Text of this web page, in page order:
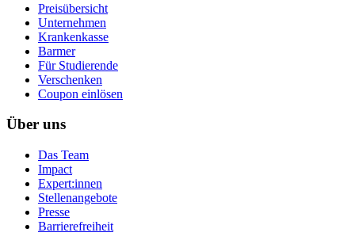
Preisübersicht
Unternehmen
Krankenkasse
Barmer
Für Studierende
Ver­schen­ken
Coupon einlösen
Über uns
Das Team
Impact
Expert:innen
Stellenangebote
Presse
Barrierefreiheit